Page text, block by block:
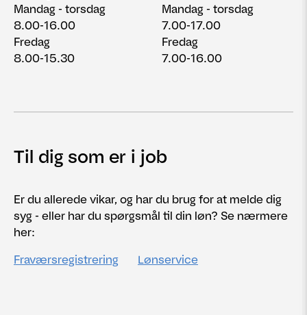
Mandag - torsdag
8.00-16.00
Fredag
8.00-15.30
Mandag - torsdag
7.00-17.00
Fredag
7.00-16.00
Til dig som er i job
Er du allerede vikar, og har du brug for at melde dig
syg - eller har du spørgsmål til din løn? Se nærmere
her:
Fraværsregistrering
Lønservice